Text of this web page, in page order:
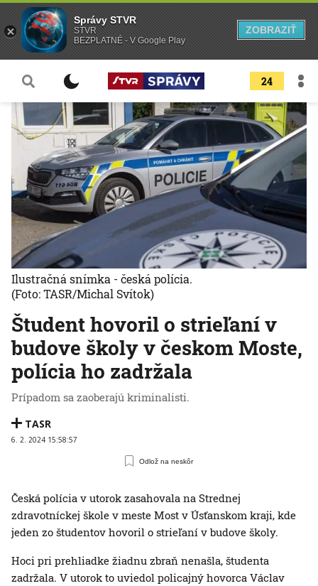
24
Študent hovoril o strieľaní v
budove školy v českom Moste,
polícia ho zadržala
Prípadom sa zaoberajú kriminalisti.
TASR
6. 2. 2024 15:58:57
Odlož na neskôr
Ilustračná snímka - česká polícia.
(Foto: TASR/Michal Svítok)
Česká polícia v utorok zasahovala na Strednej
zdravotníckej škole v meste Most v Úsťanskom kraji, kde
jeden zo študentov hovoril o strieľaní v budove školy.
Hoci pri prehliadke žiadnu zbraň nenašla, študenta
zadržala. V utorok to uviedol policajný hovorca Václav
Správy STVR
STVR
BEZPLATNÉ - V Google Play
ZOBRAZIŤ